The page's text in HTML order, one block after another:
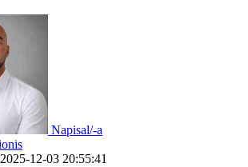
Napisal/-a
2025-12-03 20:55:41